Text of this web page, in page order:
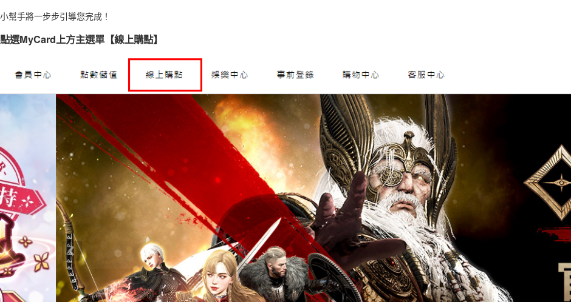
小幫手將一步步引導您完成！
點選MyCard上方主選單【線上購點】